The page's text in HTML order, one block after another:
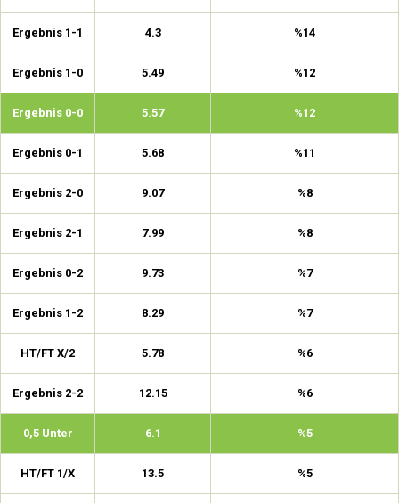
Ergebnis 1-1 4.3 %14
Ergebnis 1-0 5.49 %12
Ergebnis 0-0 5.57 %12
Ergebnis 0-1 5.68 %11
Ergebnis 2-0 9.07 %8
Ergebnis 2-1 7.99 %8
Ergebnis 0-2 9.73 %7
Ergebnis 1-2 8.29 %7
HT/FT X/2 5.78 %6
Ergebnis 2-2 12.15 %6
0,5 Unter 6.1 %5
HT/FT 1/X 13.5 %5